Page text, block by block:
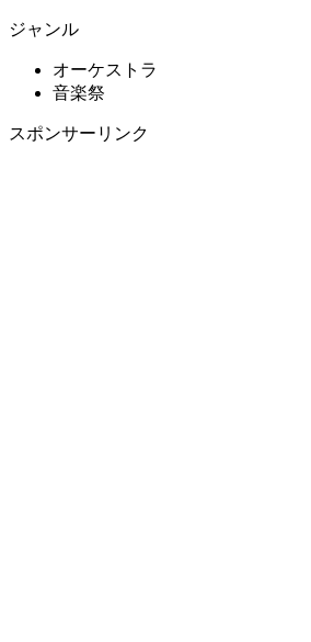
ジャンル
オーケストラ
音楽祭
スポンサーリンク